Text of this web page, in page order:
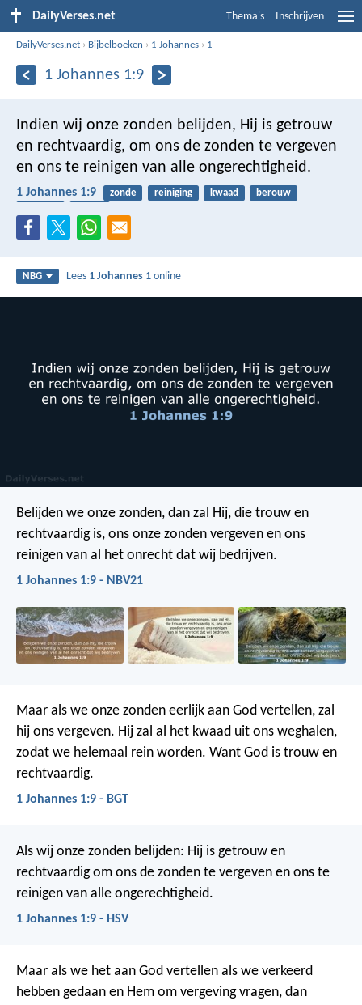
DailyVerses.net Thema's Inschrijven
DailyVerses.net › Bijbelboeken › 1 Johannes › 1
1 Johannes 1:9
Indien wij onze zonden belijden, Hij is getrouw
en rechtvaardig, om ons de zonden te vergeven
en ons te reinigen van alle ongerechtigheid.
1 Johannes 1:9 zonde reiniging kwaad
berouw
NBG Lees 1 Johannes 1 online
Belijden we onze zonden, dan zal Hij, die trouw en
rechtvaardig is, ons onze zonden vergeven en ons
reinigen van al het onrecht dat wij bedrijven.
1 Johannes 1:9 - NBV21
Maar als we onze zonden eerlijk aan God vertellen, zal
hij ons vergeven. Hij zal al het kwaad uit ons weghalen,
zodat we helemaal rein worden. Want God is trouw en
rechtvaardig.
1 Johannes 1:9 - BGT
Als wij onze zonden belijden: Hij is getrouw en
rechtvaardig om ons de zonden te vergeven en ons te
reinigen van alle ongerechtigheid.
1 Johannes 1:9 - HSV
Maar als we het aan God vertellen als we verkeerd
hebben gedaan en Hem om vergeving vragen, dan